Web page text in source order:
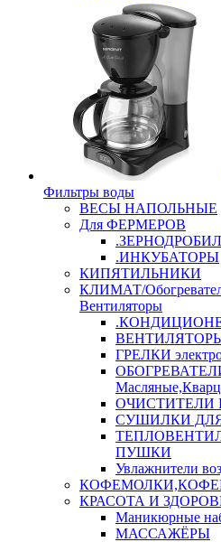
Фильтры воды
ВЕСЫ НАПОЛЬНЫЕ
Для ФЕРМЕРОВ
.ИНКУБАТОРЫ
КИПЯТИЛЬНИКИ
КЛИМАТ/
Вентиляторы
ГРЕЛКИ
ОЧИСТИТЕЛИ
СУШИЛКИ
ПУШКИ
Увлажнители
КРАСОТА И
Маникюрные
МАССАЖЁРЫ